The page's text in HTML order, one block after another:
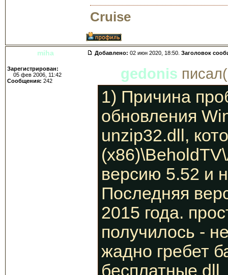
Cruise
miha Добавлено: 02 июн 2020, 18:50. Заголовок
Зарегистрирован:
05 фев 2006, 11:42
Сообщения: 242 gedonis
1) Причина
обновления
unzip32.dll,
версию 5.52 и
Последняя
2015 года.
получилось -
жадно гребет
бесплатные dll